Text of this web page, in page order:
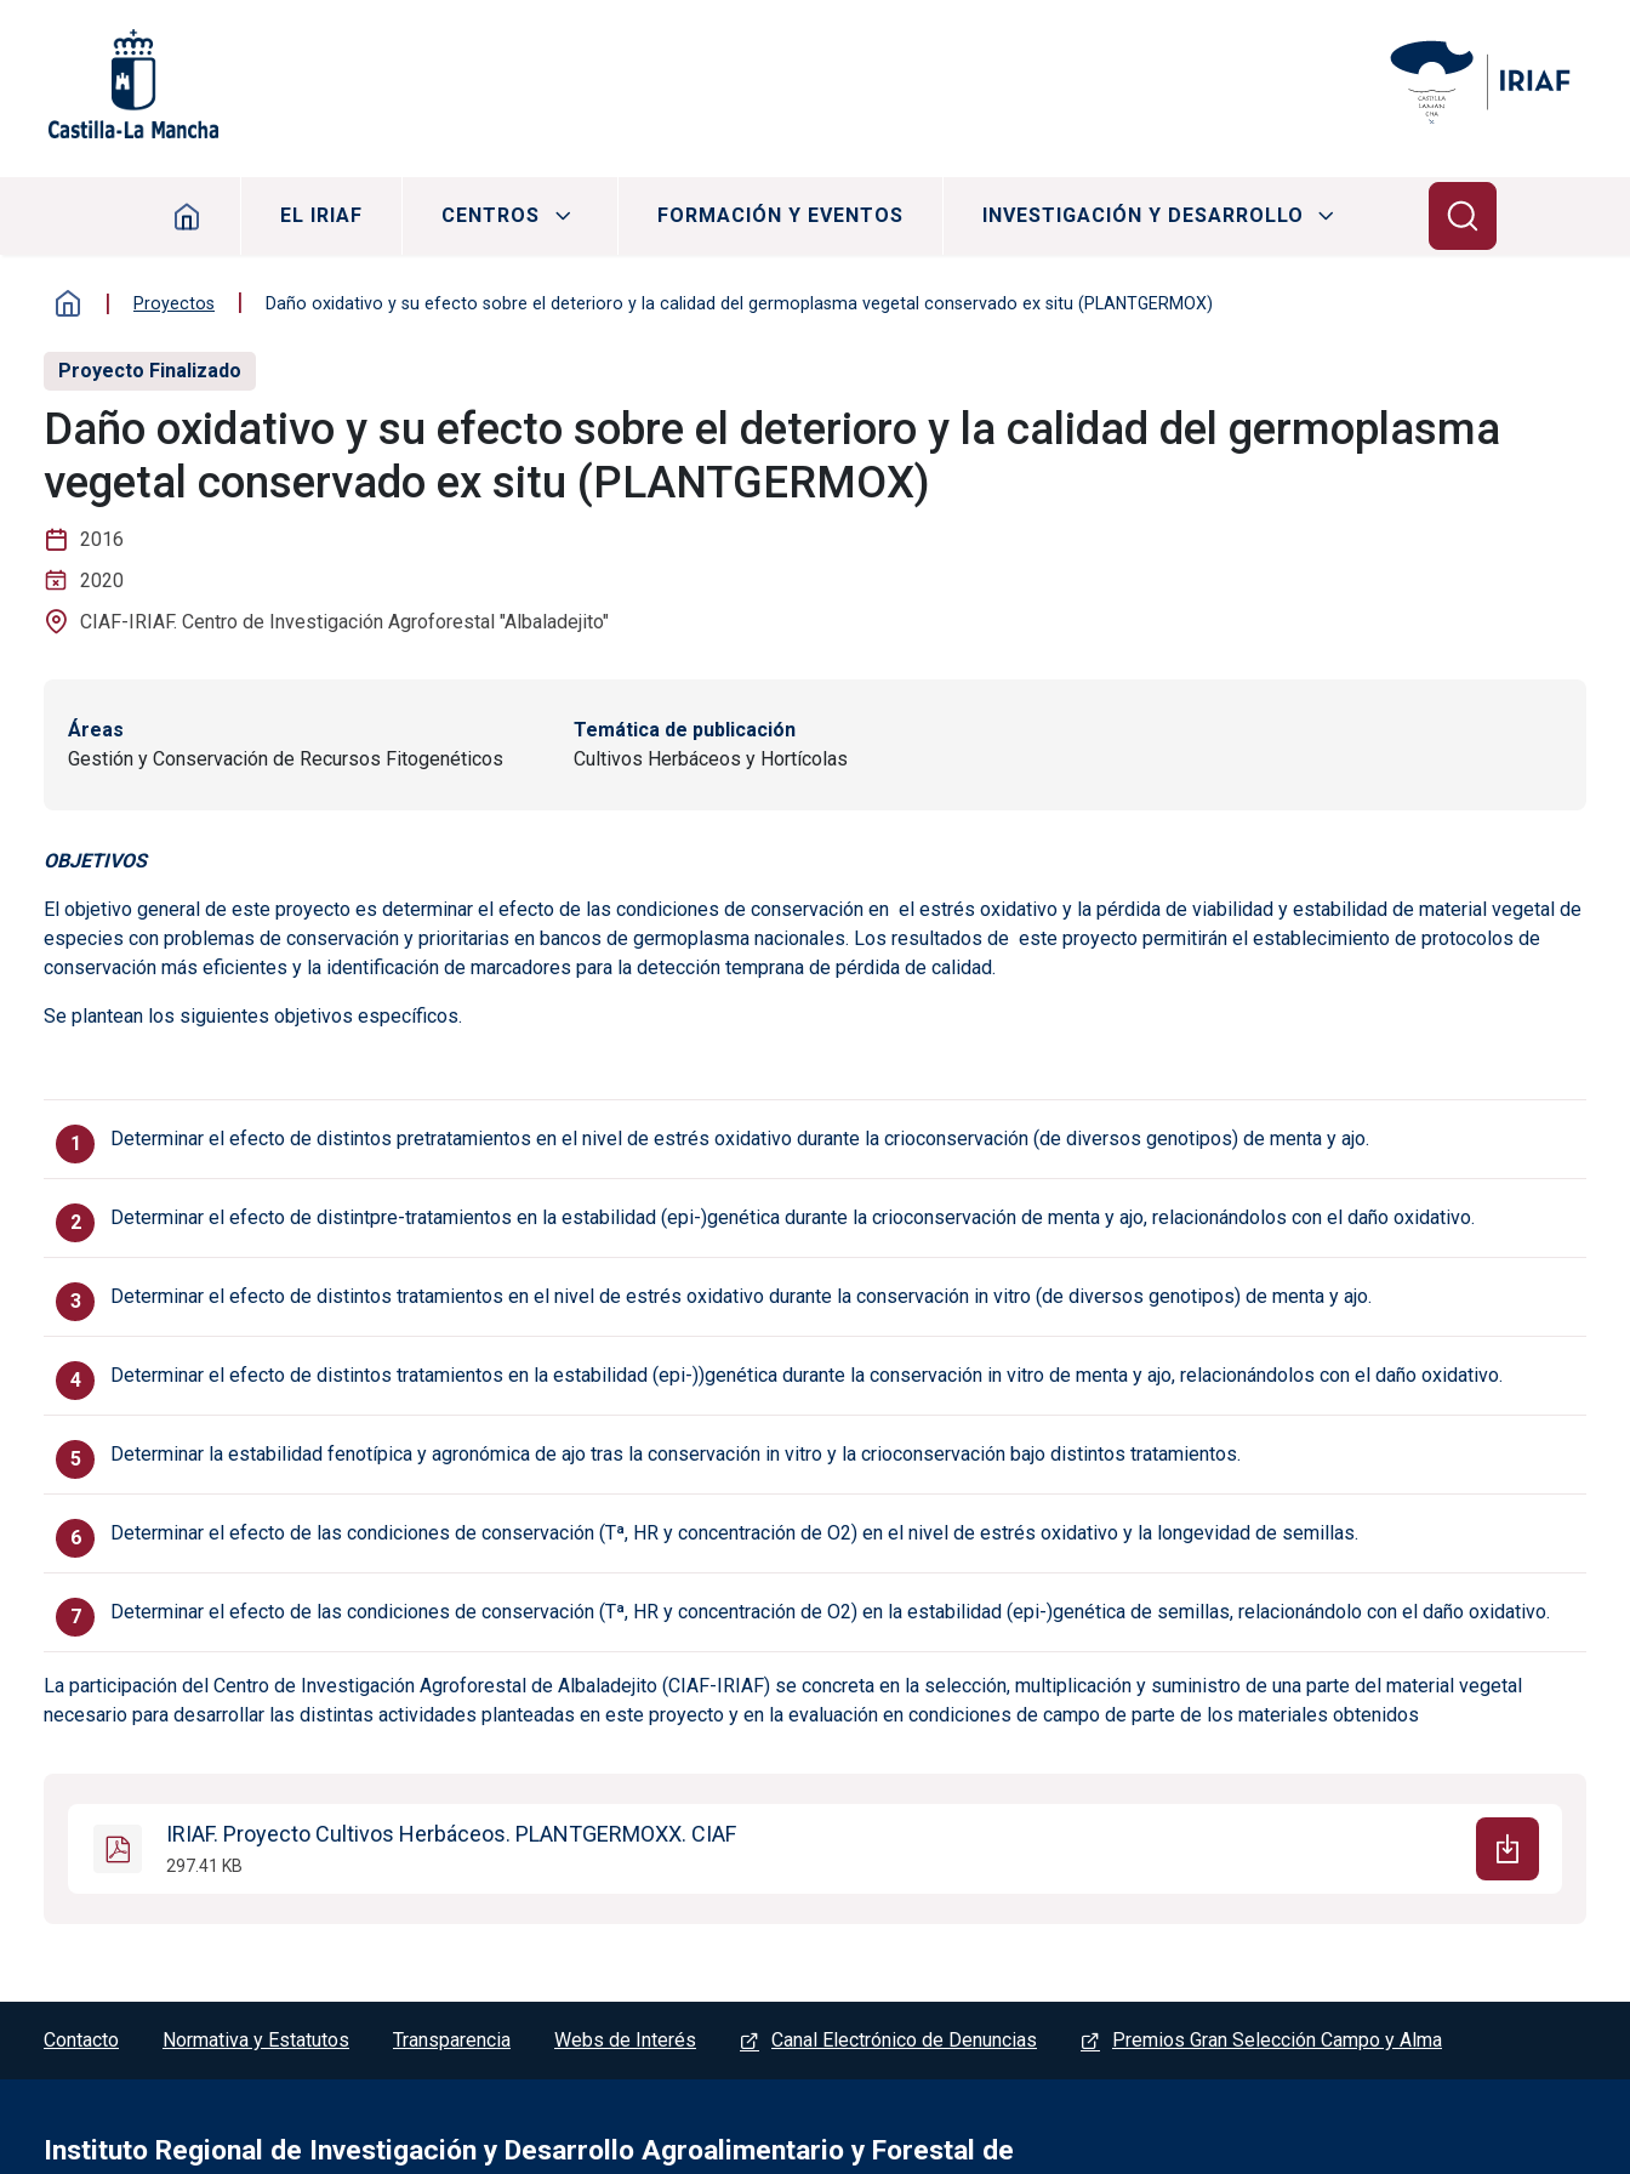
Navegación principal
EL IRIAF CENTROS FORMACIÓN Y EVENTOS INVESTIGACIÓN Y DESARROLLO
Proyectos Daño oxidativo y su efecto sobre el deterioro y la calidad del germoplasma vegetal conservado ex situ (PLANTGERMOX)
Proyecto Finalizado
Daño oxidativo y su efecto sobre el deterioro y la calidad del germoplasma
vegetal conservado ex situ (PLANTGERMOX)
2016
2020
CIAF-IRIAF. Centro de Investigación Agroforestal "Albaladejito"
Áreas
Gestión y Conservación de Recursos Fitogenéticos
Temática de publicación
Cultivos Herbáceos y Hortícolas
OBJETIVOS
El objetivo general de este proyecto es determinar el efecto de las condiciones de conservación en el estrés oxidativo y la pérdida de viabilidad y estabilidad de material vegetal de
especies con problemas de conservación y prioritarias en bancos de germoplasma nacionales. Los resultados de este proyecto permitirán el establecimiento de protocolos de
conservación más eficientes y la identificación de marcadores para la detección temprana de pérdida de calidad.
Se plantean los siguientes objetivos específicos.
Determinar el efecto de distintos pretratamientos en el nivel de estrés oxidativo durante la crioconservación (de diversos genotipos) de menta y ajo.
Determinar el efecto de distintpre-tratamientos en la estabilidad (epi-)genética durante la crioconservación de menta y ajo, relacionándolos con el daño oxidativo.
Determinar el efecto de distintos tratamientos en el nivel de estrés oxidativo durante la conservación in vitro (de diversos genotipos) de menta y ajo.
Determinar el efecto de distintos tratamientos en la estabilidad (epi-))genética durante la conservación in vitro de menta y ajo, relacionándolos con el daño oxidativo.
Determinar la estabilidad fenotípica y agronómica de ajo tras la conservación in vitro y la crioconservación bajo distintos tratamientos.
Determinar el efecto de las condiciones de conservación (Tª, HR y concentración de O2) en el nivel de estrés oxidativo y la longevidad de semillas.
Determinar el efecto de las condiciones de conservación (Tª, HR y concentración de O2) en la estabilidad (epi-)genética de semillas, relacionándolo con el daño oxidativo.
La participación del Centro de Investigación Agroforestal de Albaladejito (CIAF-IRIAF) se concreta en la selección, multiplicación y suministro de una parte del material vegetal
necesario para desarrollar las distintas actividades planteadas en este proyecto y en la evaluación en condiciones de campo de parte de los materiales obtenidos
IRIAF. Proyecto Cultivos Herbáceos. PLANTGERMOXX. CIAF
297.41 KB
Menú del pie
Contacto Normativa y Estatutos Transparencia Webs de Interés Canal Electrónico de Denuncias Premios Gran Selección Campo y Alma
Instituto Regional de Investigación y Desarrollo Agroalimentario y Forestal de